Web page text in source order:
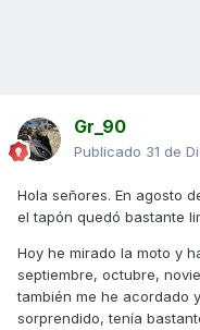
Gr_90
Publicado 31 de
Hola señores. En agosto
el tapón quedó bastante
Hoy he mirado la moto y
septiembre, octubre,
también me he acordado
sorprendido, tenía